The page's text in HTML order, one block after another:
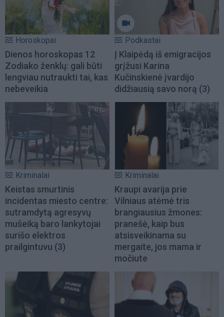
Horoskopai
Dienos horoskopas 12
Zodiako ženklų: gali būti
lengviau nutraukti tai, kas
nebeveikia
Podkastai
Į Klaipėdą iš emigracijos
grįžusi Karina
Kučinskienė įvardijo
didžiausią savo norą (3)
Kriminalai
Keistas smurtinis
incidentas miesto centre:
sutramdytą agresyvų
mušeiką baro lankytojai
surišo elektros
prailgintuvu (3)
Kriminalai
Kraupi avarija prie
Vilniaus atėmė tris
brangiausius žmones:
pranešė, kaip bus
atsisveikinama su
mergaite, jos mama ir
močiute